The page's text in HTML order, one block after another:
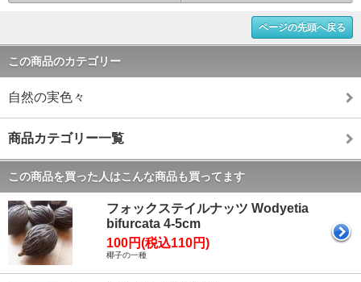
ページの先頭へ戻る
この商品のカテゴリー
自然の実色々
商品カテゴリー一覧
この商品を買った人はこんな商品も買ってます
フォックステイルナッツ Wodyetia
bifurcata 4-5cm
100円(税込110円)
椰子の一種